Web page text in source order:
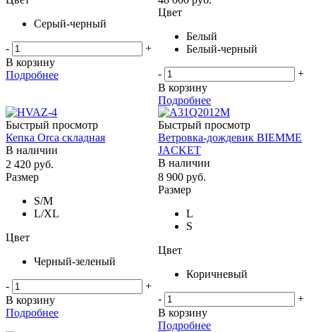
Серый-черный
-
+
В корзину
Подробнее
Цвет
Белый
Белый-черный
-
+
В корзину
Подробнее
Быстрый просмотр
Кепка Orca складная
В наличии
2 420 руб.
Размер
S/M
L/ХL
Цвет
Черный-зеленый
-
+
В корзину
Подробнее
Быстрый просмотр
Ветровка-дождевик BIEMME
JACKET
В наличии
8 900 руб.
Размер
L
S
Цвет
Коричневый
-
+
В корзину
Подробнее